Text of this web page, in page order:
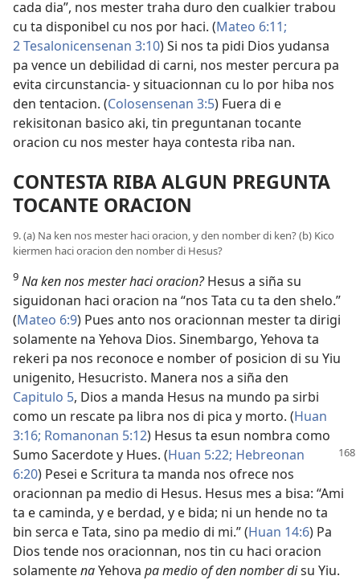
cada dia”, nos mester traha duro den cualkier trabou
cu ta disponibel cu nos por haci. (Mateo 6:11;
2 Tesalonicensenan 3:10) Si nos ta pidi Dios yudansa
pa vence un debilidad di carni, nos mester percura pa
evita circunstancia- y situacionnan cu lo por hiba nos
den tentacion. (Colosensenan 3:5) Fuera di e
rekisitonan basico aki, tin preguntanan tocante
oracion cu nos mester haya contesta riba nan.
CONTESTA RIBA ALGUN PREGUNTA
TOCANTE ORACION
9. (a) Na ken nos mester haci oracion, y den nomber di ken? (b) Kico
kiermen haci oracion den nomber di Hesus?
9 Na ken nos mester haci oracion?Hesus a siña su
siguidonan haci oracion na “nos Tata cu ta den shelo.”
(Mateo 6:9) Pues anto nos oracionnan mester ta dirigi
solamente na Yehova Dios. Sinembargo, Yehova ta
rekeri pa nos reconoce e nomber of posicion di su Yiu
unigenito, Hesucristo. Manera nos a siña den
Capitulo 5, Dios a manda Hesus na mundo pa sirbi
como un rescate pa libra nos di pica y morto. (Huan
3:16; Romanonan 5:12) Hesus ta esun nombra como
Sumo Sacerdote y Hues. (Huan 5:22; Hebreonan
6:20) Pesei e Scritura ta manda nos ofrece nos
oracionnan pa medio di Hesus. Hesus mes a bisa: “Ami
ta e caminda, y e berdad, y e bida; ni un hende no ta
bin serca e Tata, sino pa medio di mi.” (Huan 14:6) Pa
Dios tende nos oracionnan, nos tin cu haci oracion
solamentenaYehova pa medio of den nomber disu Yiu.